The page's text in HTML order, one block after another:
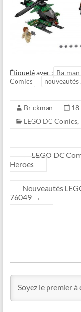
Étiqueté avec : Batman
Comics
nouveautés
Brickman
18
LEGO DC Comics,
←
LEGO DC
Heroes
Nouveautés
76049 →